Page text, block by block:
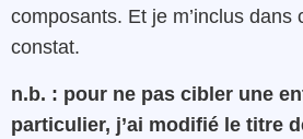
composants. Et je m’inclus dans
constat.
n.b. : pour ne pas cibler une
particulier, j’ai modifié le titre